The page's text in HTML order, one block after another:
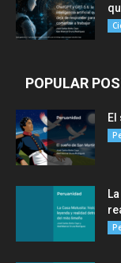
POPULAR
El